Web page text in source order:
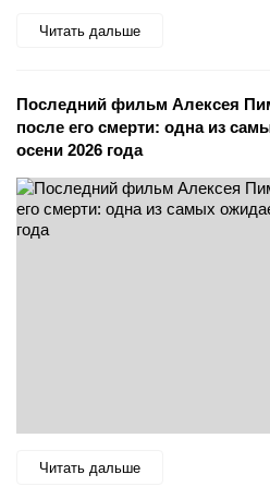
Читать дальше
Последний фильм Алексея
после его смерти: одна из
осени 2026 года
Читать дальше